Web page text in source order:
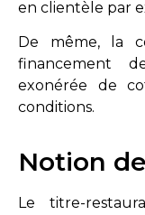
en clientèle par
De même, la
financement
exonérée de
conditions.
Notion
Le titre-